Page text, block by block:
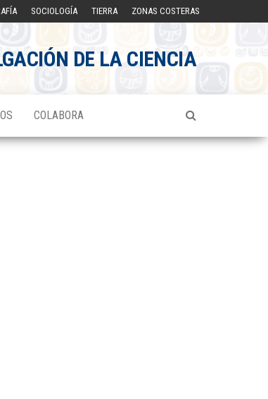
SOCIOLOGÍA TIERRA ZONAS COSTERAS
DE LA CIENCIA
COLABORA